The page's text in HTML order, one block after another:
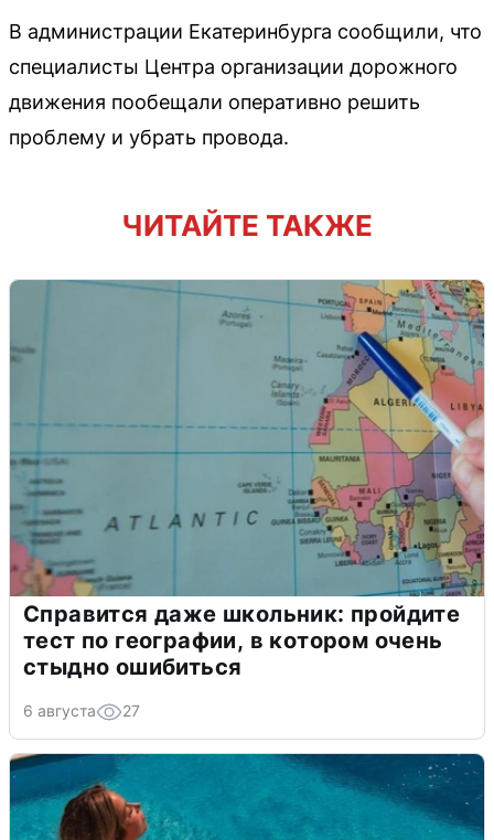
В администрации Екатеринбурга сообщили, что
специалисты Центра организации дорожного
движения пообещали оперативно решить
проблему и убрать провода.
ЧИТАЙТЕ ТАКЖЕ
Справится даже школьник: пройдите
тест по географии, в котором очень
стыдно ошибиться
6 августа 27